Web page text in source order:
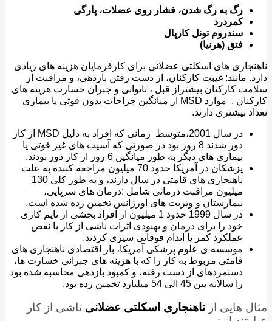
رگ به رگ شدن، فشار روی عضلات، پارگی
کمردرد
سندروم تونل کارپال
فتق (هرنیا)
های اسکلتی عضلانی برای کارفرمایان هزینه های زیادی
مانند: غیبت کارکنان، از دست رفتن بازدهی، و مراقبت از
کارکنان بیشتراز قبل ، ناتوانی و جبران خسارت هزینه های
کارکنان . موارد MSD از میانگین جراحات بدون فوتی یا بیماری
بیشتری دارند.
در سال 2001،متوسط زمانی که افراد به دلیل MSD از کار
دور شدند 8 روز بود در صورتی که آسیب های غیر فوتی یا
بیماری های دیگر به طور میانگین 6 روز از کار دور بودند.
پزشکان در آمریکا حدود 70 میلیون مراجعه کننده به علت
ناهنجاری های قامتی در سال دارند، و به طور کلی 130
میلیون مراقبت درمانی شامل :درمان های سرپایی،
بیمارستان و ویزیت های اورژانس تخمین زده شده است.
در سال 1999 حدود 1 میلیون از افراد بخشی از تایم کاری
خود را برای درمان و بهبودی اثرات ناشی از کار یا نقص
عملکرد کمر یا اندام فوقانی سپری کردند.
موسسه ی علوم پزشکی آمریکا، بار اقتصادی ناهنجاری های
قامتی مربوط به کار را که با هزینه های جبرانی خسارت ها،
دستمزدهای از دست رفته، و کمبود بازدهی محاسبه شده بود
را سالانه بین 45 الی 54 میلیارد تخمین زده بود.
هایی از ناهنجاری اسکلتی عضلانیناشی از کار